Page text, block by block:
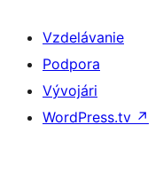
Vzdelávanie
Podpora
Vývojári
WordPress.tv ↗